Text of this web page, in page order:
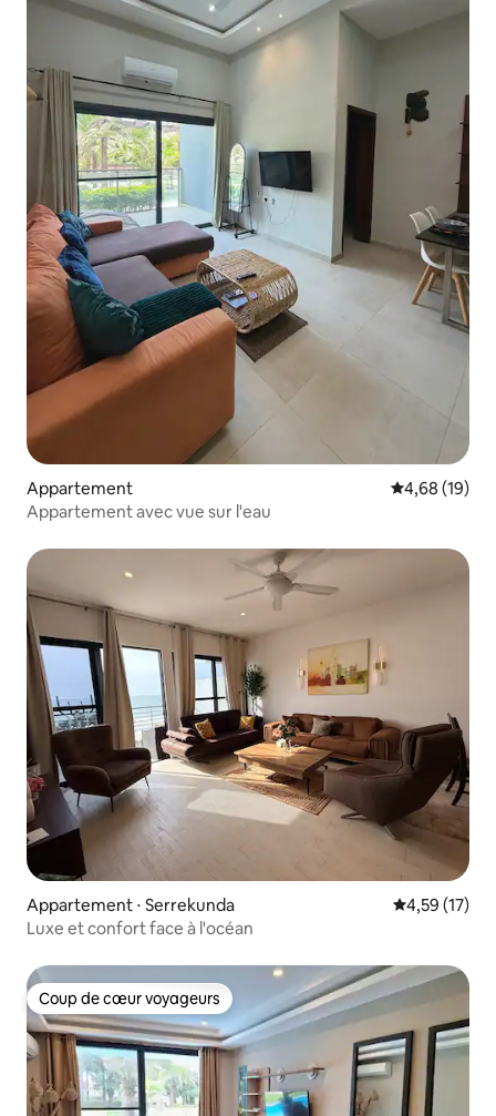
Appartement Évaluation
4,68 (19)
Appartement avec vue sur l'eau
Appartement ⋅ Serrekunda Évaluation
4,59 (17)
Luxe et confort face à l'océan
Coup de cœur voyageurs
Coup de cœur voyageurs